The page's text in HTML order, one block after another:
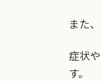
また、
症状
す。